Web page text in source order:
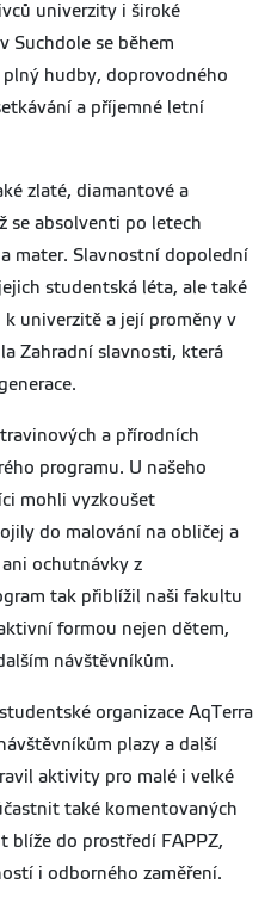
univerzity i široké
Suchdole se během
hudby, doprovodného
a příjemné letní
zlaté, diamantové a
se absolventi po letech
mater. Slavnostní dopolední
studentská léta, ale také
univerzitě a její proměny v
Zahradní slavnosti, která
a přírodních
programu. U našeho
mohli vyzkoušet
do malování na obličej a
ochutnávky z
tak přiblížil naši fakultu
formou nejen dětem,
návštěvníkům.
organizace AqTerra
plazy a další
aktivity pro malé i velké
také komentovaných
blíže do prostředí FAPPZ,
i odborného zaměření.